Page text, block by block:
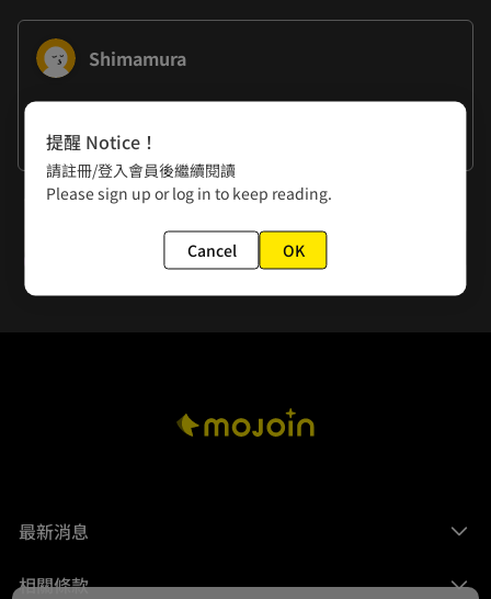
Shimamura
謝謝大家
下一話
第105話 真由的告別
最新消息
相關條款
提醒 Notice！
請註冊/登入會員後繼續閱讀
Please sign up or log in to keep reading.
Cancel OK